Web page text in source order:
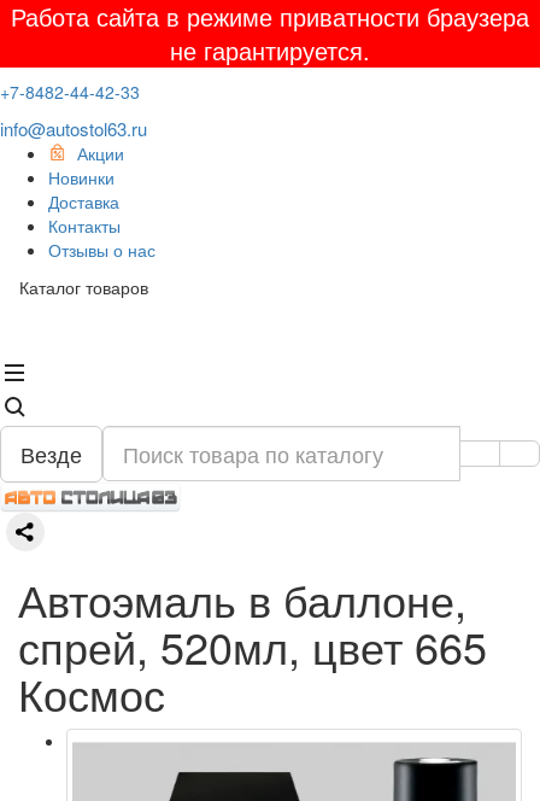
Работа сайта в режиме приватности браузера
не гарантируется.
+7-8482-44-42-33
info@autostol63.ru
Акции
Новинки
Доставка
Контакты
Отзывы о нас
Каталог товаров
Везде
Автоэмаль в баллоне,
спрей, 520мл, цвет 665
Космос